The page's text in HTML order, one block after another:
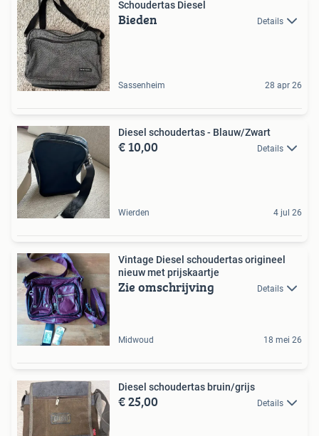
Schoudertas Diesel
Bieden Details
Sassenheim 28 apr 26
Diesel schoudertas - Blauw/Zwart
€ 10,00 Details
Wierden 4 jul 26
Vintage Diesel schoudertas origineel
nieuw met prijskaartje
Zie omschrijving Details
Midwoud 18 mei 26
Diesel schoudertas bruin/grijs
€ 25,00 Details